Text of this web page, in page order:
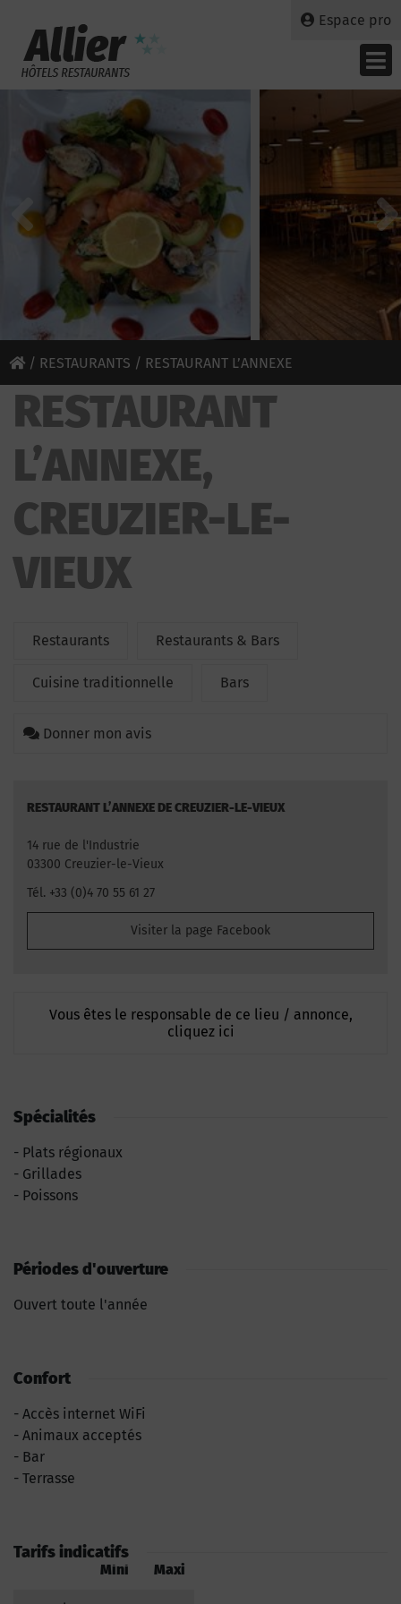
Espace pro
/ RESTAURANTS / RESTAURANT L’ANNEXE
RESTAURANT
L’ANNEXE,
CREUZIER-LE-
VIEUX
Restaurants Restaurants & Bars
Cuisine traditionnelle Bars
Donner mon avis
RESTAURANT L’ANNEXE DE CREUZIER-LE-VIEUX
14 rue de l'Industrie
03300 Creuzier-le-Vieux
Tél. +33 (0)4 70 55 61 27
Visiter la page Facebook
Vous êtes le responsable de ce lieu / annonce,
cliquez ici
Spécialités
Plats régionaux
Grillades
Poissons
Périodes d'ouverture
Ouvert toute l'année
Confort
Accès internet WiFi
Animaux acceptés
Bar
Terrasse
Tarifs indicatifs
Mini Maxi